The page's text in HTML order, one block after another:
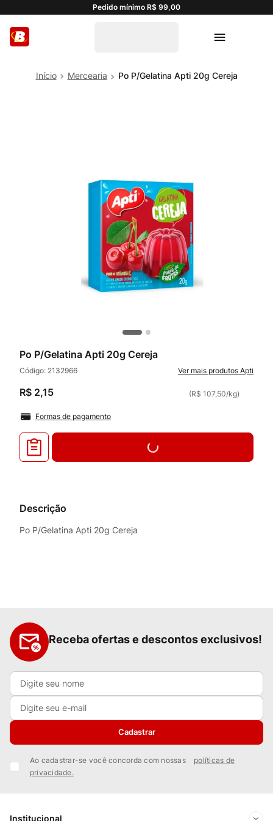
Pedido mínimo R$ 99,00
Mercearia Po P/Gelatina Apti 20g Cereja
Po P/Gelatina Apti 20g Cereja
Código: 2132966 Apti
R$ 2,15 (R$ 107,50/kg)
Formas de pagamento
Descrição
Po P/Gelatina Apti 20g Cereja
Receba ofertas e descontos exclusivos!
Cadastrar
Ao cadastrar-se você concorda com nossas
políticas de
privacidade.
Institucional